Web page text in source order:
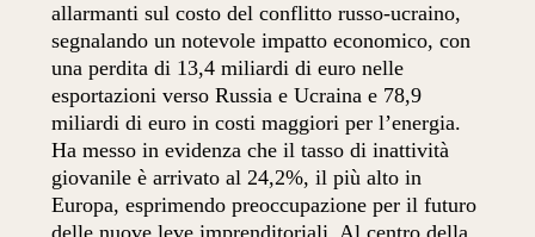
allarmanti sul costo del conflitto russo-ucraino,
segnalando un notevole impatto economico, con
una perdita di 13,4 miliardi di euro nelle
esportazioni verso Russia e Ucraina e 78,9
miliardi di euro in costi maggiori per l’energia.
Ha messo in evidenza che il tasso di inattività
giovanile è arrivato al 24,2%, il più alto in
Europa, esprimendo preoccupazione per il futuro